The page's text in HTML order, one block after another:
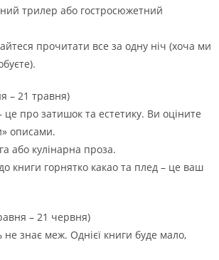
трилер або гостросюжетний
прочитати все за одну ніч (хоча ми
– 21 травня)
про затишок та естетику. Ви оціните
описами.
або кулінарна проза.
книги горнятко какао та плед – це ваш
– 21 червня)
не знає меж. Однієї книги буде мало,